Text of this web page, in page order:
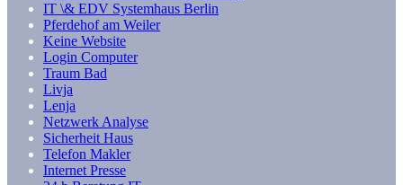
IT \& EDV Systemhaus Berlin
Pferdehof am Weiler
Keine Website
Login Computer
Traum Bad
Livja
Lenja
Netzwerk Analyse
Sicherheit Haus
Telefon Makler
Internet Presse